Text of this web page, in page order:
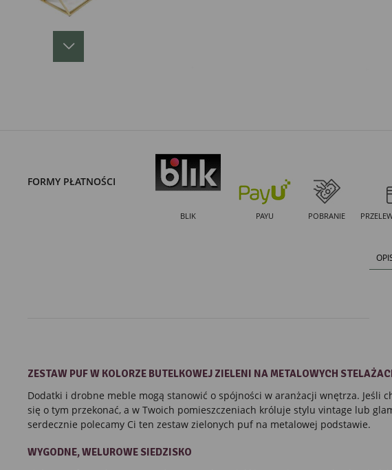
FORMY PŁATNOŚCI
BLIK PAYU POBRANIE
ZESTAW PUFW KOLORZE BUTELKOWEJ ZIELENI NA METALOWYCH
Dodatki i drobne meble mogą stanowić o spójności w aranżacji wnętrza. Jeśli
się o tym przekonać, a w Twoich pomieszczeniach króluje stylu vintage lub
serdecznie polecamy Ci ten zestaw zielonych puf na metalowej podstawie.
WYGODNE, WELUROWE SIEDZISKO